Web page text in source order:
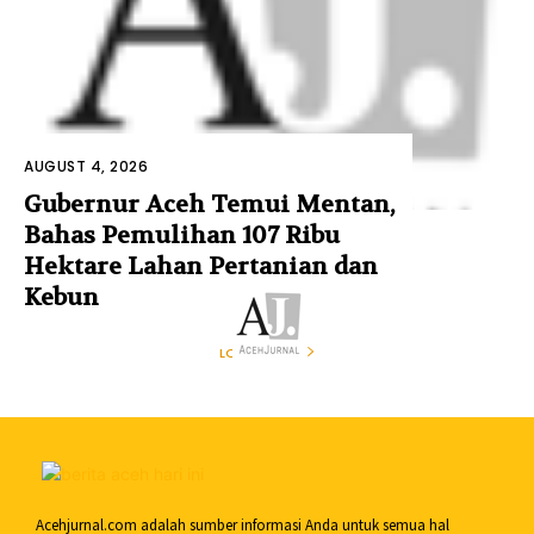
AUGUST 4, 2026
Gubernur Aceh Temui Mentan,
Bahas Pemulihan 107 Ribu
Hektare Lahan Pertanian dan
Kebun
LOAD MORE
Acehjurnal.com adalah sumber informasi Anda untuk semua hal